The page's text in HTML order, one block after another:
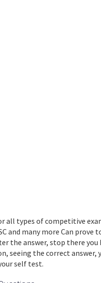
types of competitive
and many more Can
the answer, stop there
seeing the correct answer,
self test.